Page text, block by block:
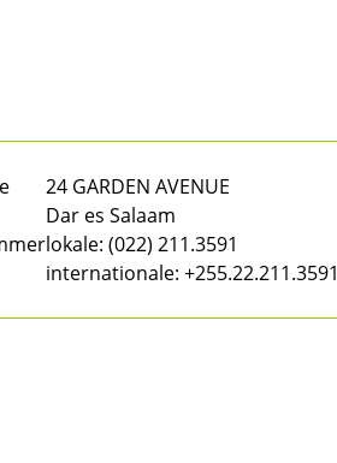
24 GARDEN AVENUE
Dar es Salaam
lokale: (022) 211.3591
internationale: +255.22.211.3591